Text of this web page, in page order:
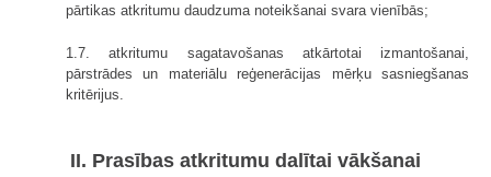
pārtikas atkritumu daudzuma noteikšanai svara vienībās;
1.7. atkritumu sagatavošanas atkārtotai izmantošanai,
pārstrādes un materiālu reģenerācijas mērķu sasniegšanas
kritērijus.
II. Prasības atkritumu dalītai vākšanai